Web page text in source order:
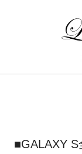
■GALAXY